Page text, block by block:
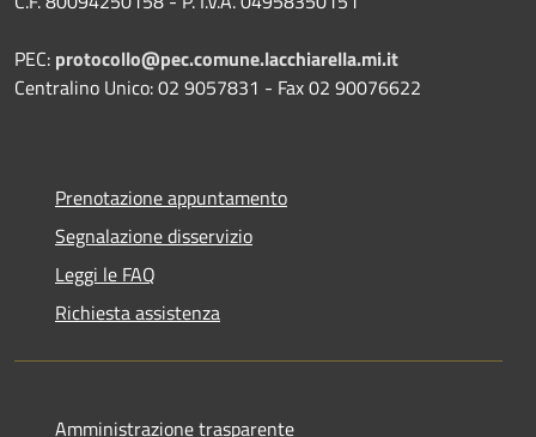
PEC: protocollo@pec.comune.lacchiarella.mi.it
Centralino Unico: 02 9057831 - Fax 02 90076622
Prenotazione appuntamento
Segnalazione disservizio
Leggi le FAQ
Richiesta assistenza
Amministrazione trasparente